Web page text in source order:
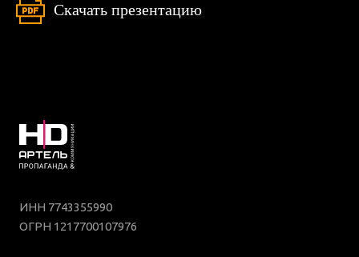
Скачать презентацию
ИНН 7743355990
ОГРН 1217700107976